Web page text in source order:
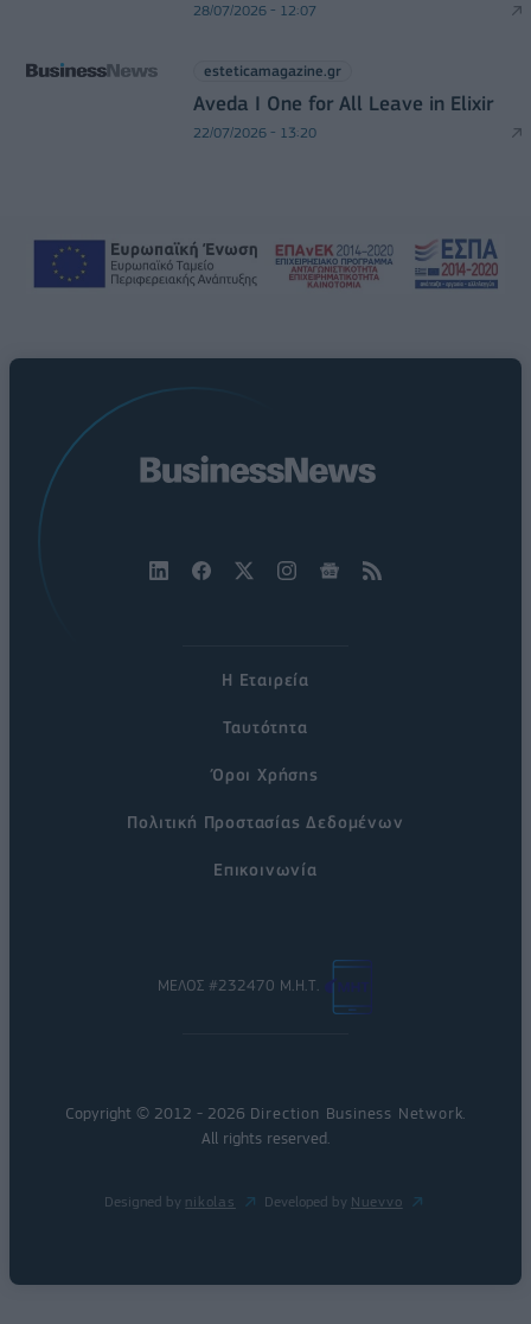
28/07/2026 - 12:07
esteticamagazine.gr
Aveda I One for All Leave in Elixir
22/07/2026 - 13:20
Η Εταιρεία
Ταυτότητα
Όροι Χρήσης
Πολιτική Προστασίας Δεδομένων
Επικοινωνία
ΜΕΛΟΣ #232470 Μ.Η.Τ.
Copyright © 2012 - 2026 Direction Business Network.
All rights reserved.
Designed by nikolas Developed by Nuevvo